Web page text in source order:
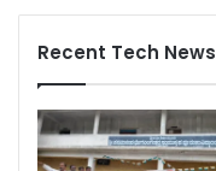
Recent Tech News